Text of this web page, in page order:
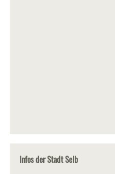
Infos der Stadt Selb